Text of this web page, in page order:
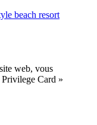
beach resort
web, vous
Privilege Card »